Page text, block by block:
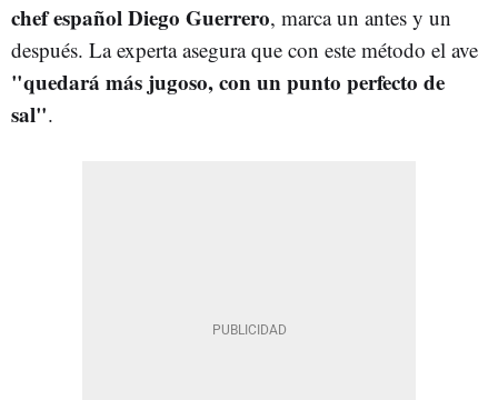
chef español Diego Guerrero, marca un antes y un
después. La experta asegura que con este método el ave
"quedará más jugoso, con un punto perfecto de
sal".